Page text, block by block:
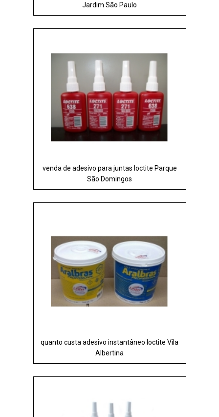
Jardim São Paulo
venda de adesivo para juntas loctite Parque
São Domingos
quanto custa adesivo instantâneo loctite Vila
Albertina